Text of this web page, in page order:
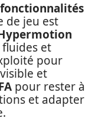
de jeu est
et
pour
et
pour rester à
et adapter